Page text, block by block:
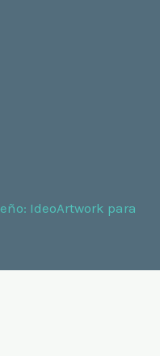
IdeoArtwork para